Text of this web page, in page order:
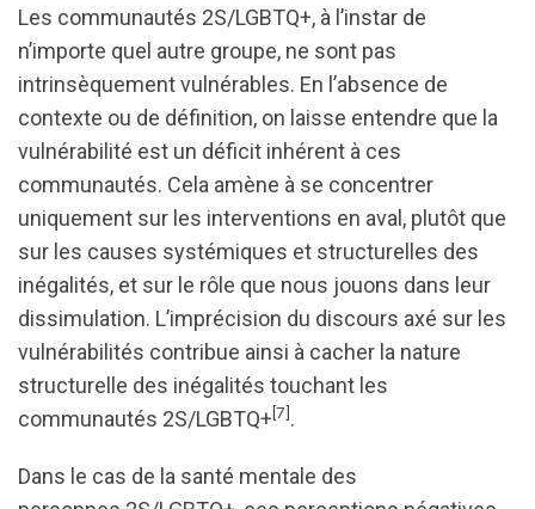
Les communautés 2S/LGBTQ+, à l’instar de
n’importe quel autre groupe, ne sont pas
intrinsèquement vulnérables. En l’absence de
contexte ou de définition, on laisse entendre que la
vulnérabilité est un déficit inhérent à ces
communautés. Cela amène à se concentrer
uniquement sur les interventions en aval, plutôt que
sur les causes systémiques et structurelles des
inégalités, et sur le rôle que nous jouons dans leur
dissimulation. L’imprécision du discours axé sur les
vulnérabilités contribue ainsi à cacher la nature
structurelle des inégalités touchant les
communautés 2S/LGBTQ+[7].
Dans le cas de la santé mentale des